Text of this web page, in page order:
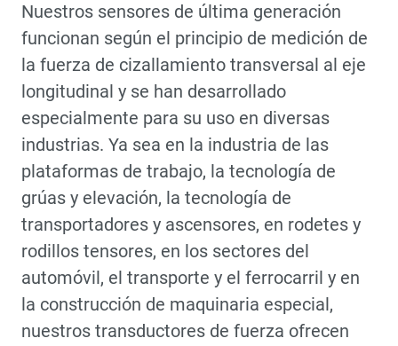
Nuestros sensores de última generación
funcionan según el principio de medición de
la fuerza de cizallamiento transversal al eje
longitudinal y se han desarrollado
especialmente para su uso en diversas
industrias. Ya sea en la industria de las
plataformas de trabajo, la tecnología de
grúas y elevación, la tecnología de
transportadores y ascensores, en rodetes y
rodillos tensores, en los sectores del
automóvil, el transporte y el ferrocarril y en
la construcción de maquinaria especial,
nuestros transductores de fuerza ofrecen